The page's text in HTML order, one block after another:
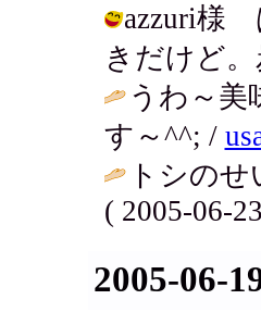
azzuri様
きだけど
うわ～美
す～^^; /
トシの
( 2005-06-
2005-06-